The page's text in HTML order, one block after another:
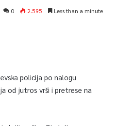
0 2.595 Less than a minute
policija po nalogu
od jutros vrši i pretrese na